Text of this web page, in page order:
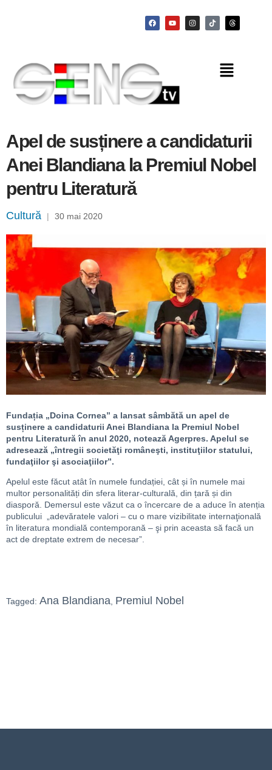
Apel de susținere a candidaturii
Anei Blandiana la Premiul Nobel
pentru Literatură
Cultură | 30 mai 2020
Fundația „Doina Cornea” a lansat sâmbătă un apel de
susținere a candidaturii Anei Blandiana la Premiul Nobel
pentru Literatură în anul 2020, notează Agerpres. Apelul se
adresează „întregii societăţi româneşti, instituţiilor statului,
fundaţiilor şi asociaţiilor”.
Apelul este făcut atât în numele fundației, cât și în numele mai
multor personalități din sfera literar-culturală, din țară și din
diasporă. Demersul este văzut ca o încercare de a aduce în atenția
publicului „adevăratele valori – cu o mare vizibilitate internaţională
în literatura mondială contemporană – şi prin aceasta să facă un
act de dreptate extrem de necesar”.
Tagged: Ana Blandiana Premiul Nobel